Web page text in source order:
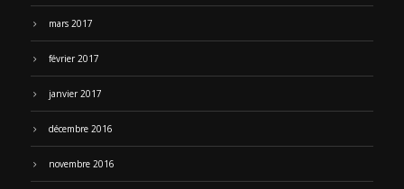
mars 2017
février 2017
janvier 2017
décembre 2016
novembre 2016